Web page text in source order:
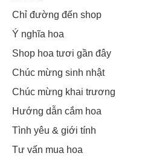
Chỉ đường đến shop
Ý nghĩa hoa
Shop hoa tươi gần đây
Chúc mừng sinh nhật
Chúc mừng khai trương
Hướng dẫn cắm hoa
Tình yêu & giới tính
Tư vấn mua hoa